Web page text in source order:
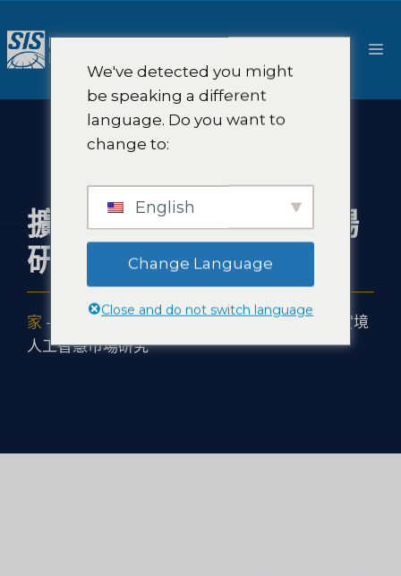
至
內
選
擴增實境人工智慧市場
研究
家 - 解決方案-人工智慧市場研究與策略-擴增實境
人工智慧市場研究
We've detected you might
be speaking a different
language. Do you want to
change to:
English
Change Language
Close and do not switch language